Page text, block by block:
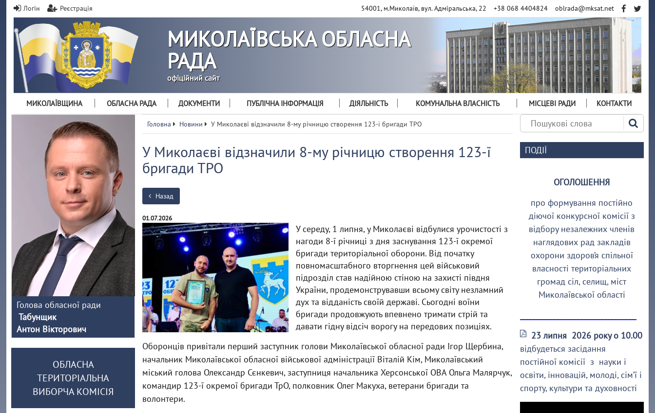
Логін Реєстрація 54001, м.Миколаїв, вул. Адміральська, 22 +38 068 4404824 oblrada@mksat.net
МИКОЛАЇВСЬКА ОБЛАСНА
РАДА
офіційний сайт
МИКОЛАЇВЩИНА ОБЛАСНА РАДА ДОКУМЕНТИ ПУБЛІЧНА ІНФОРМАЦІЯ ДІЯЛЬНІСТЬ КОМУНАЛЬНА ВЛАСНІСТЬ МІСЦЕВІ РАДИ КОНТАКТИ
Головна Новини У Миколаєві відзначили 8-му річницю створення 123-ї бригади ТРО
У Миколаєві відзначили 8-му річницю створення 123-ї
бригади ТРО
Назад
01.07.2026
У середу, 1 липня, у Миколаєві відбулися урочистості з
нагоди 8-ї річниці з дня заснування 123-ї окремої
бригади територіальної оборони. Від початку
повномасштабного вторгнення цей військовий
підрозділ став надійною стіною на захисті півдня
України, продемонструвавши всьому світу незламний
дух та відданість своїй державі. Сьогодні воїни
бригади продовжують впевнено тримати стрій та
давати гідну відсіч ворогу на передових позиціях.
Оборонців привітали перший заступник голови Миколаївської обласної ради Ігор Щербина,
начальник Миколаївської обласної військової адміністрації Віталій Кім, Миколаївський
міський голова Олександр Сєнкевич, заступниця начальника Херсонської ОВА Ольга Малярчук,
командир 123-ї окремої бригади ТрО, полковник Олег Макуха, ветерани бригади та
волонтери.
ПОДІЇ
ОГОЛОШЕННЯ
про формування постійно
діючої конкурсної комісії з
відбору незалежних членів
наглядових рад закладів
охорони здоров’я спільної
власності територіальних
громад сіл, селищ, міст
Миколаївської області
23 липня 2026 року о 10.00
відбудеться засідання
постійної комісії з науки і
освіти, інновацій, молоді, сім’ї і
спорту, культури та духовності
Голова обласної ради
Табунщик
Антон Вікторович
ОБЛАСНА
ТЕРИТОРІАЛЬНА
ВИБОРЧА КОМІСІЯ